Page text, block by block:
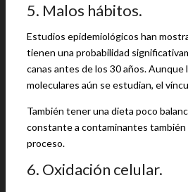
5. Malos hábitos.
Estudios epidemiológicos han
tienen una probabilidad
canas antes de los 30 años. Aunque
moleculares aún se estudian, el
También tener una dieta poco
constante a contaminantes también
proceso.
6. Oxidación celular.